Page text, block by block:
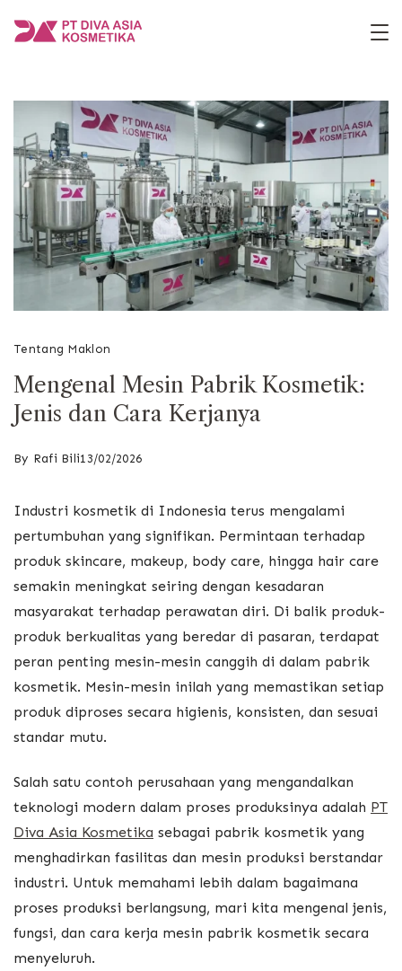
Asia
Kosmetika
Tentang Maklon
Mengenal Mesin Pabrik Kosmetik:
Jenis dan Cara Kerjanya
By Rafi Bili13/02/2026
Industri kosmetik di Indonesia terus mengalami
pertumbuhan yang signifikan. Permintaan terhadap
produk skincare, makeup, body care, hingga hair care
semakin meningkat seiring dengan kesadaran
masyarakat terhadap perawatan diri. Di balik produk-
produk berkualitas yang beredar di pasaran, terdapat
peran penting mesin-mesin canggih di dalam pabrik
kosmetik. Mesin-mesin inilah yang memastikan setiap
produk diproses secara higienis, konsisten, dan sesuai
standar mutu.
Salah satu contoh perusahaan yang mengandalkan
teknologi modern dalam proses produksinya adalah PT
Diva Asia Kosmetika sebagai pabrik kosmetik yang
menghadirkan fasilitas dan mesin produksi berstandar
industri. Untuk memahami lebih dalam bagaimana
proses produksi berlangsung, mari kita mengenal jenis,
fungsi, dan cara kerja mesin pabrik kosmetik secara
menyeluruh.